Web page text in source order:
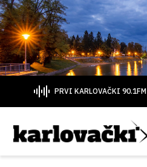
PRVI KARLOVAČKI 90.1FM